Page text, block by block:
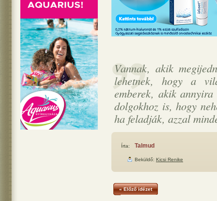
Vannak, akik
lehetnek, hogy a
emberek, akik
dolgokhoz is, hogy
ha feladják, azzal
Írta: Talmud
Beküldő: Kicsi Renike
« Előző idézet